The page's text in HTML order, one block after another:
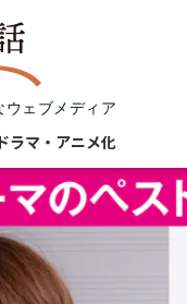
ウェブメディア
ラマ・アニメ化